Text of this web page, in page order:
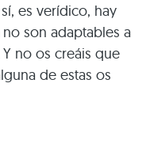
es verídico, hay
son adaptables a
no os creáis que
de estas os